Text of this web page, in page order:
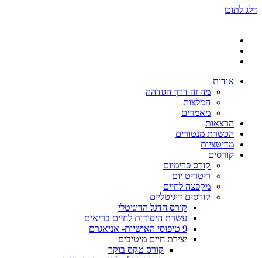
דלג לתוכן
אודות
מה זה דרך הגודהה
המלצות
מאמרים
הרצאות
הכשרת מנטורים
מדיטציות
קורסים
קורס פרימיום
ריטריט יום
מקפצה לחיים
קורסים דיגיטליים
קורס הדגל הדיגיטלי
עשרת היסודות לחיים בריאים
9 טיפוסי האישיות- אניאגרם
יצירת חיים מיטיבים
קורס טקס בוקר